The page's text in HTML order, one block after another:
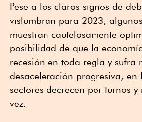
Pese a los claros signos de
vislumbran para 2023,
muestran cautelosamente
posibilidad de que la
recesión en toda regla y sufra
desaceleración progresiva, en
sectores decrecen por turnos
vez.